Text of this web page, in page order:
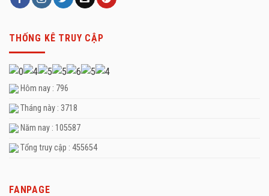
THỐNG KÊ TRUY CẬP
Hôm nay : 796
Tháng này : 3718
Năm nay : 105587
Tổng truy cập : 455654
FANPAGE